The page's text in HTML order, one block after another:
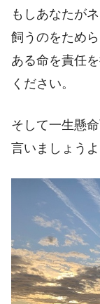
もしあなたが
飼うのをため
ある命を責任
ください。
そして一生懸
言いましょうよ